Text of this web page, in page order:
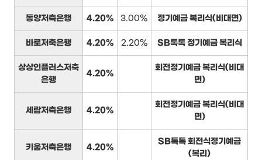
동양저축은행 4.20% 3.00% 정기예금 복리식(비대면)
바로저축은행 4.20% 2.20% SB톡톡 정기예금 복리식
상상인플러스저축
은행
4.20%
회전정기예금 복리식(비대
면)
세람저축은행 4.20%
회전정기예금 복리식(비대
면)
키움저축은행 4.20%
SB톡톡 회전식정기예금
(복리)